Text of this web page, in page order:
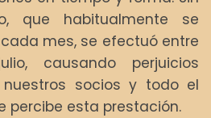
que habitualmente se
mes, se efectuó entre
causando perjuicios
socios y todo el
percibe esta prestación.